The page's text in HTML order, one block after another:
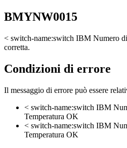
BMYNW0015
< switch-name:switch IBM Numero
corretta.
Condizioni di errore
Il messaggio di errore può essere
< switch-name:switch IBM
Temperatura OK
< switch-name:switch IBM
Temperatura OK